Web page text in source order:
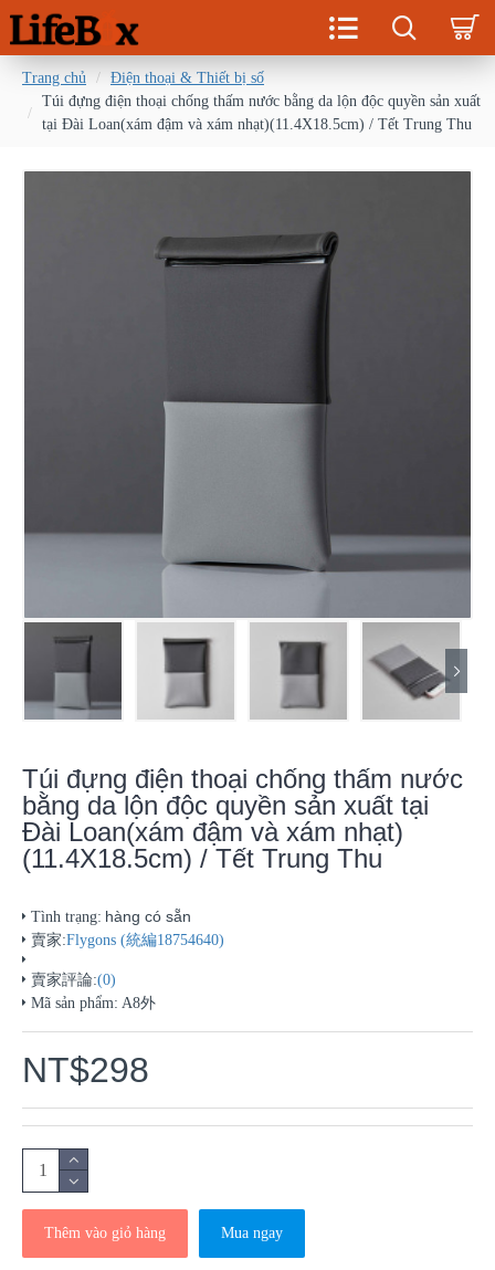
Trang chủ
Điện thoại & Thiết bị số
Túi đựng điện thoại chống thấm nước bằng da lộn độc quyền sản xuất
tại Đài Loan(xám đậm và xám nhạt)(11.4X18.5cm) / Tết Trung Thu
Túi đựng điện thoại chống thấm nước
bằng da lộn độc quyền sản xuất tại
Đài Loan(xám đậm và xám nhạt)
(11.4X18.5cm) / Tết Trung Thu
Tình trạng: hàng có sẵn
賣家:Flygons (統編18754640)
賣家評論:(0)
Mã sản phẩm: A8外
NT$298
Thêm vào giỏ hàng Mua ngay